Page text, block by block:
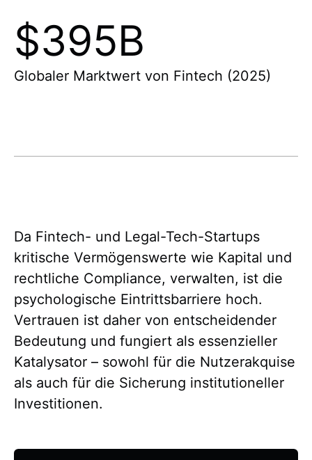
$395B
Globaler Marktwert von Fintech (2025)
Da Fintech- und Legal-Tech-Startups
kritische Vermögenswerte wie Kapital und
rechtliche Compliance, verwalten, ist die
psychologische Eintrittsbarriere hoch.
Vertrauen ist daher von entscheidender
Bedeutung und fungiert als essenzieller
Katalysator – sowohl für die Nutzerakquise
als auch für die Sicherung institutioneller
Investitionen.